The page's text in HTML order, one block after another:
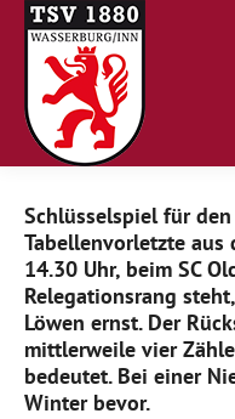
Schlüsselspiel für den
Tabellenvorletzte aus
14.30 Uhr, beim SC
Relegationsrang
Löwen ernst. Der
mittlerweile vier
bedeutet. Bei einer
Winter bevor.